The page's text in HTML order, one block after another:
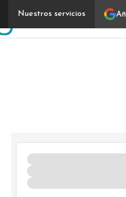
Nuestros servicios
Metodología Agile: